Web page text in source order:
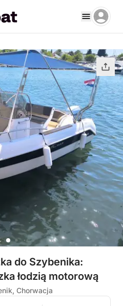
do Szybenika:
łodzią motorową
Chorwacja